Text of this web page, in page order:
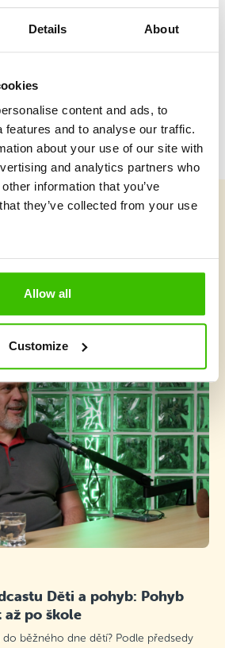
Details About
content and ads, to
features and to analyse our traffic.
about your use of our site with
and analytics partners who
information that you’ve
they’ve collected from your use
Allow all
Customize
nového
Děti a pohyb: Pohyb
až po škole
běžného dne dětí? Podle předsedy